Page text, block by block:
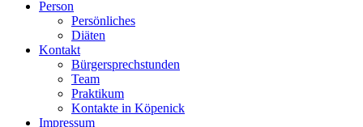
Person
Persönliches
Diäten
Kontakt
Bürgersprechstunden
Team
Praktikum
Kontakte in Köpenick
Impressum